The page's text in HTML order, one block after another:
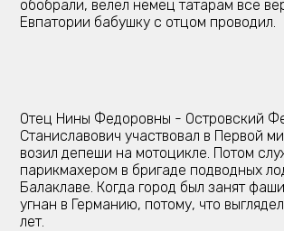
обобрали, велел немец татарам всё
Евпатории бабушку с отцом проводил.
Отец Нины Федоровны - Островский
Станиславович участвовал в Первой
возил депеши на мотоцикле. Потом
парикмахером в бригаде подводных
Балаклаве. Когда город был занят
угнан в Германию, потому, что
лет.